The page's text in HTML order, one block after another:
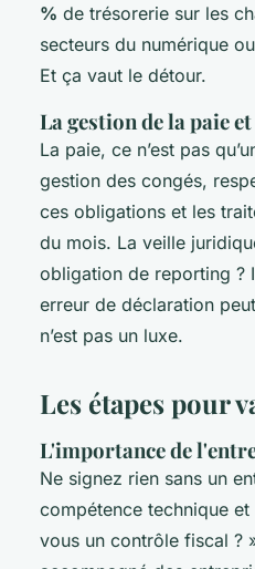
% de trésorerie sur les
secteurs du numérique
Et ça vaut le détour.
La gestion de la paie
La paie, ce n’est pas
gestion des congés,
ces obligations et les
du mois. La veille
obligation de reporting ?
erreur de déclaration
n’est pas un luxe.
Les étapes pour
L'importance de
Ne signez rien sans un
compétence technique
vous un contrôle fiscal ?